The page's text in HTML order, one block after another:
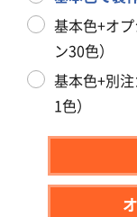
基本色+オ
ン30色）
基本色+別
1色）